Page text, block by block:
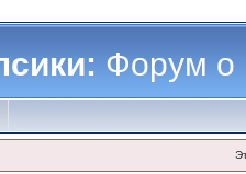
Форум о